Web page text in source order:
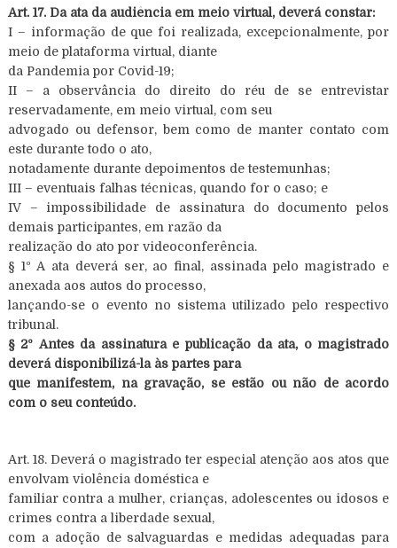
Art. 17. Da ata da audiência em meio virtual, deverá constar:
I – informação de que foi realizada, excepcionalmente, por
meio de plataforma virtual, diante
da Pandemia por Covid-19;
II – a observância do direito do réu de se entrevistar
reservadamente, em meio virtual, com seu
advogado ou defensor, bem como de manter contato com
este durante todo o ato,
notadamente durante depoimentos de testemunhas;
III – eventuais falhas técnicas, quando for o caso; e
IV – impossibilidade de assinatura do documento pelos
demais participantes, em razão da
realização do ato por videoconferência.
§ 1º A ata deverá ser, ao final, assinada pelo magistrado e
anexada aos autos do processo,
lançando-se o evento no sistema utilizado pelo respectivo
tribunal.
§ 2º Antes da assinatura e publicação da ata, o magistrado
deverá disponibilizá-la às partes para
que manifestem, na gravação, se estão ou não de acordo
com o seu conteúdo.
Art. 18. Deverá o magistrado ter especial atenção aos atos que
envolvam violência doméstica e
familiar contra a mulher, crianças, adolescentes ou idosos e
crimes contra a liberdade sexual,
com a adoção de salvaguardas e medidas adequadas para